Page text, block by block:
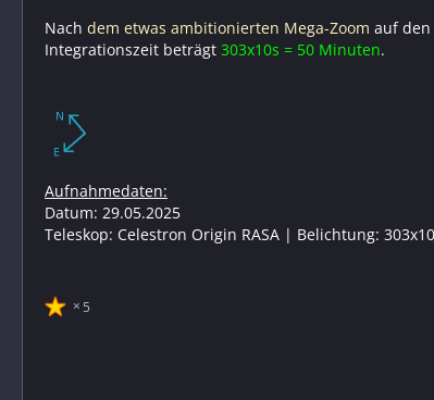
Nach dem etwas ambitionierten Mega-Zoom auf den
Integrationszeit beträgt 303x10s = 50 Minuten.
Aufnahmedaten:
Datum: 29.05.2025
Teleskop: Celestron Origin RASA | Belichtung:
5